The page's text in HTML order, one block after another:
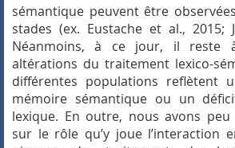
sémantique peuvent être
stades (ex. Eustache et al., 2015;
Néanmoins, à ce jour, il reste
altérations du traitement lexico-
différentes populations reflètent
mémoire sémantique ou un
lexique. En outre, nous avons peu
sur le rôle qu’y joue l’interaction